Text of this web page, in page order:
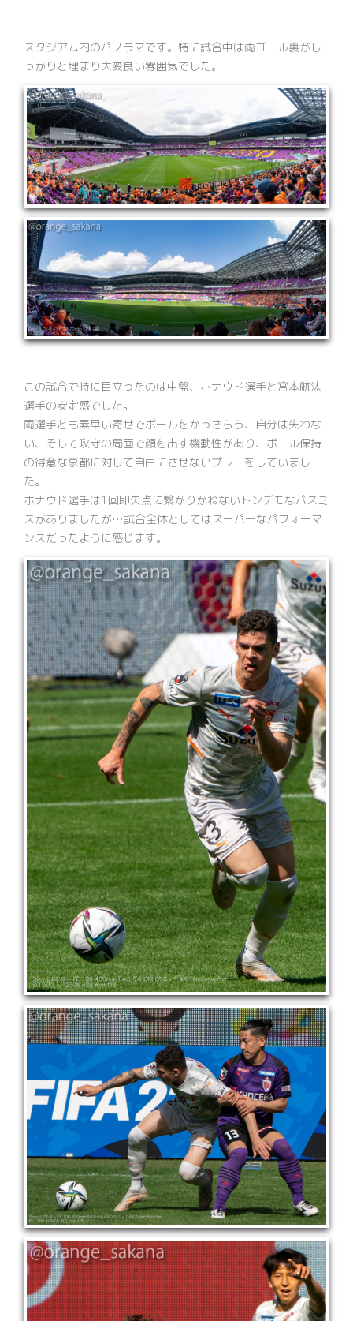
スタジアム内のパノラマです。特に試合中は両ゴール裏がし
っかりと埋まり大変良い雰囲気でした。
この試合で特に目立ったのは中盤、ホナウド選手と宮本航汰
選手の安定感でした。
両選手とも素早い寄せでボールをかっさらう、自分は失わな
い、そして攻守の局面で顔を出す機動性があり、ボール保持
の得意な京都に対して自由にさせないプレーをしていまし
た。
ホナウド選手は1回即失点に繋がりかねないトンデモなパスミ
スがありましたが…試合全体としてはスーパーなパフォーマ
ンスだったように感じます。